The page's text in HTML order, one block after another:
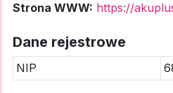
Strona WWW: https://
Dane rejestrowe
NIP